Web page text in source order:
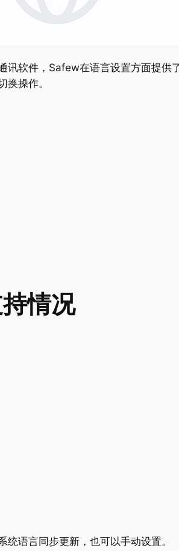
讯软件，Safew在语言设置方面提
操作。
情况
语言同步更新，也可以手动设置。